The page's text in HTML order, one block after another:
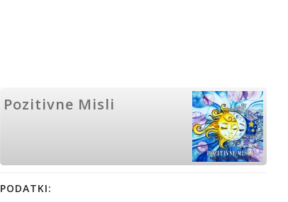
Pozitivne Misli
PODATKI: